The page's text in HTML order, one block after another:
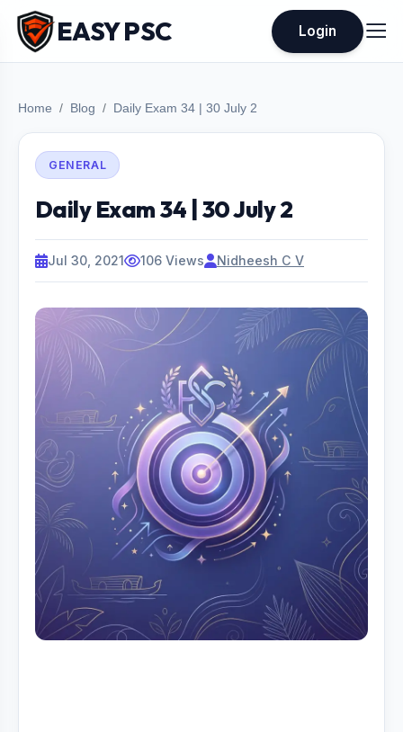
EASY PSC Login
Home Blog Daily Exam 34 | 30 July 2
GENERAL
Daily Exam 34 | 30 July 2
Jul 30, 2021 106 Views Nidheesh C V